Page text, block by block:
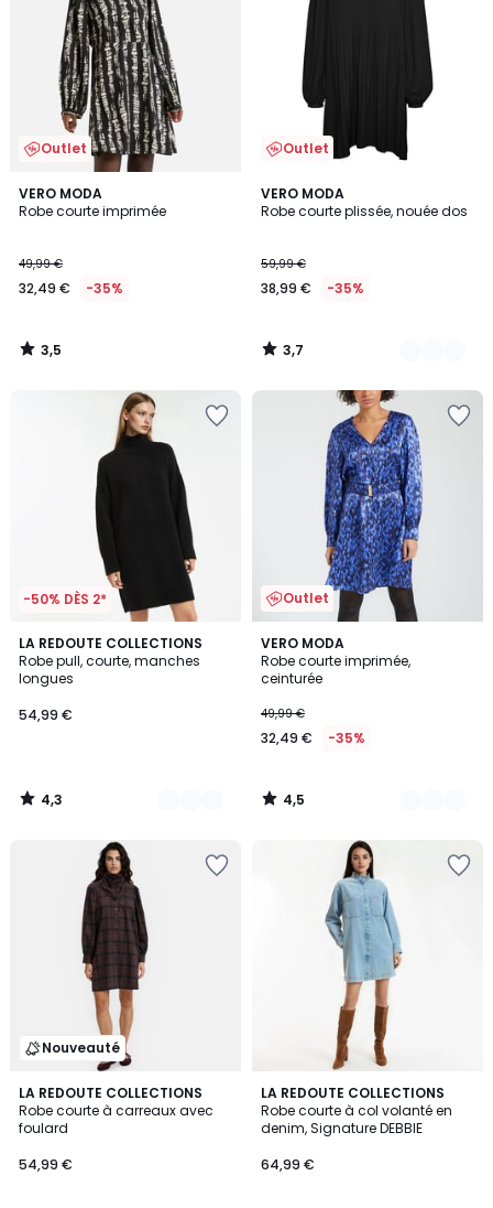
Outlet
VERO MODA
Robe courte imprimée
49,99 €
32,49 € -35%
3,5
/ 5
3,5
/
Outlet
VERO MODA
Robe courte plissée, nouée dos
59,99 €
38,99 € -35%
3,7
/ 5
2
Couleurs
3,7
/
-50% DÈS 2*
LA REDOUTE COLLECTIONS
Robe pull, courte, manches
longues
54,99 €
4,3
/ 5
2
Couleurs
4,3
/
Outlet
VERO MODA
Robe courte imprimée,
ceinturée
49,99 €
32,49 € -35%
4,5
/ 5
2
Couleurs
4,5
/
Nouveauté
LA REDOUTE COLLECTIONS
Robe courte à carreaux avec
foulard
54,99 €
LA REDOUTE COLLECTIONS
Robe courte à col volanté en
denim, Signature DEBBIE
64,99 €
4,7
/ 5